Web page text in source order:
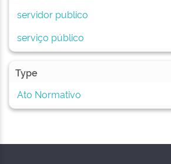
servidor publico
serviço público
Type
Ato Normativo